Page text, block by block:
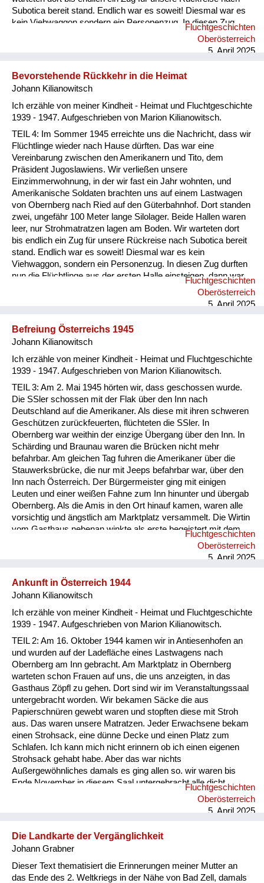
Subotica bereit stand. Endlich war es soweit! Diesmal war es
kein Viehwaggon sondern ein Personenzug. In diesen Zug
durften nun die Flüchtlinge aus der ersten Halle einsteigen,
dann war der Zug voll. Wir waren traurig und sahen uns sehr
länger zu warten. “Gott sei Dank!“ Wir konnten nicht ahnen,
dass das ein großes Glück für ...
Fluchtgeschichten
Oberösterreich
5. April 2025
Bevorstehende Rückkehr in die Heimat
Johann Kilianowitsch
Ich erzähle von meiner Kindheit - Heimat und Fluchtgeschichte
1939 - 1947. Aufgeschrieben von Marion Kilianowitsch.
TEIL 4: Im Sommer 1945 erreichte uns die Nachricht, dass wir
Flüchtlinge wieder nach Hause dürften. Das war eine
Vereinbarung zwischen den Amerikanern und Tito, dem
Präsident Jugoslawiens. Wir verließen unsere
Einzimmerwohnung, in der wir fast ein Jahr wohnten, und
Amerikanische Soldaten brachten uns auf einem Lastwagen
von Obernberg nach Ried auf den Güterbahnhof. Dort standen
zwei, ungefähr 100 Meter lange Silolager. Beide Hallen waren
leer, nur Strohmatratzen lagen am Boden. Wir warteten dort
bis endlich ein Zug für unsere Rückreise nach Subotica bereit
stand. Endlich war es soweit! Diesmal war es kein
Viehwaggon, sondern ein Personenzug. In diesen Zug durften
nun die Flüchtlinge aus der ersten Halle einsteigen, dann war
der Zug voll. Wir waren traurig und sahen uns sehr Leid, noch
nicht in unsere Heimat zurückzukehren und noch länger zu
großes Glück für uns war. Die Mutter mit den zwei Kindern
aus unserem Nachbar...
Fluchtgeschichten
Oberösterreich
5. April 2025
Befreiung Österreichs 1945
Johann Kilianowitsch
Ich erzähle von meiner Kindheit - Heimat und Fluchtgeschichte
1939 - 1947. Aufgeschrieben von Marion Kilianowitsch.
TEIL 3: Am 2. Mai 1945 hörten wir, dass geschossen wurde.
Die SSler schossen mit der Flak über den Inn nach
Deutschland auf die Amerikaner. Als diese mit ihren schweren
Geschützen zurückfeuerten, flüchteten die SSler. In
Obernberg war weithin der einzige Übergang über den Inn. In
Schärding und Braunau waren die Brücken nicht mehr
befahrbar. Am gleichen Tag fuhren die Amerikaner über die
Stauwerksbrücke, die nur mit Jeeps befahrbar war, über den
Inn nach Österreich. Der Bürgermeister ging mit einigen
Leuten und einer weißen Fahne zum Inn hinunter und übergab
Obernberg. Als die Amis in den Ort hinauf kamen, waren alle
vorsichtig und ängstlich am Marktplatz versammelt. Die Wirtin
vom Gasthaus nebenan winkte als erste begeistert mit dem
Taschentuch. Ab diesem Zeitpunkt waren die Menschen in
Österreich nicht mehr so freundlich und hilfsbereit zu uns
als „s’Gfrastleut, Banatergfrast schaut's, dass wieder
weiterkommt’s. Warum...
Fluchtgeschichten
Oberösterreich
5. April 2025
Ankunft in Österreich 1944
Johann Kilianowitsch
Ich erzähle von meiner Kindheit - Heimat und Fluchtgeschichte
1939 - 1947. Aufgeschrieben von Marion Kilianowitsch.
TEIL 2: Am 16. Oktober 1944 kamen wir in Antiesenhofen an
und wurden auf der Ladefläche eines Lastwagens nach
Obernberg am Inn gebracht. Am Marktplatz in Obernberg
warteten schon Frauen auf uns, die uns anzeigten, in das
Gasthaus Zöpfl zu gehen. Dort sind wir im Veranstaltungssaal
untergebracht worden. Wir bekamen Säcke die aus
Papierschnüren gewebt waren und stopften diese mit Stroh
aus. Das waren unsere Matratzen. Jeder Erwachsene bekam
einen Strohsack, eine dünne Decke und einen Platz zum
Schlafen. Ich kann mich nicht erinnern ob ich einen eigenen
Strohsack gehabt habe. Aber das war nichts
Außergewöhnliches damals es ging allen so. wir waren bis
Ende November in diesem Saal untergebracht alle dicht
nebeneinander gereiht. Es gab keine Rücksicht auf
Intimsphäre. Mein Vater sah sich schon am zweiten Tag nach
Schneiderei am Marktplatz an zu arbeiten. Nach ungefähr
sechs Wochen bekamen wir eine Zwei-Zimmer-Wohnung in
der wir zu ...
Fluchtgeschichten
Oberösterreich
5. April 2025
Die Landkarte der Vergänglichkeit
Johann Grabner
Dieser Text thematisiert die Erinnerungen meiner Mutter an
das Ende des 2. Weltkriegs in der Nähe von Bad Zell, damals